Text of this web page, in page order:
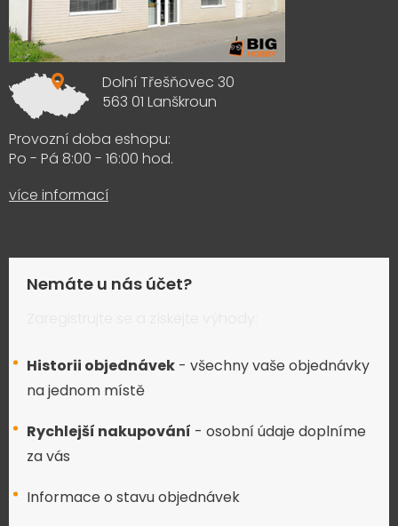
Dolní Třešňovec 30
563 01 Lanškroun
Provozní doba eshopu:
Po - Pá 8:00 - 16:00 hod.
více informací
Nemáte u nás účet?
Historii objednávek - všechny vaše objednávky
na jednom místě
Rychlejší nakupování - osobní údaje doplníme
za vás
Informace o stavu objednávek